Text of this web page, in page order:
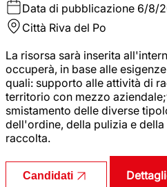
Data di pubblicazione 6/8/
Città Riva del Po
La risorsa sarà inserita
occuperà, in base alle
quali: supporto alle attività di
territorio con mezzo
smistamento delle diverse
dell'ordine, della pulizia e
raccolta.
Candidati